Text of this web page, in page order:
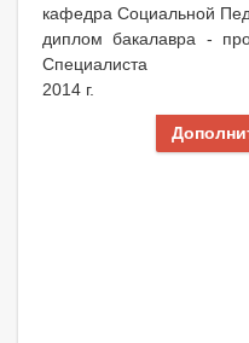
кафедра Социальной
диплом бакалавра -
Специалиста
2014 г.